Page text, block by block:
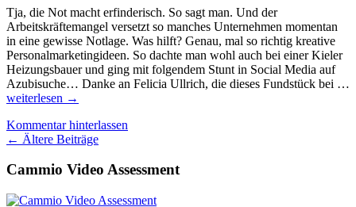
Tja, die Not macht erfinderisch. So sagt man. Und der
Arbeitskräftemangel versetzt so manches Unternehmen momentan
in eine gewisse Notlage. Was hilft? Genau, mal so richtig kreative
Personalmarketingideen. So dachte man wohl auch bei einer Kieler
Heizungsbauer und ging mit folgendem Stunt in Social Media auf
Azubisuche… Danke an Felicia Ullrich, die dieses Fundstück bei …
Fragwürdige
Höhö-
Humor
Sexismus
Personalmarketing.
weiterlesen →
Kommentar hinterlassen
Beitragsnavigation
← Ältere Beiträge
Cammio Video Assessment